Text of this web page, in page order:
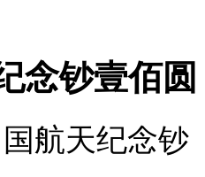
念钞壹佰圆
航天纪念钞